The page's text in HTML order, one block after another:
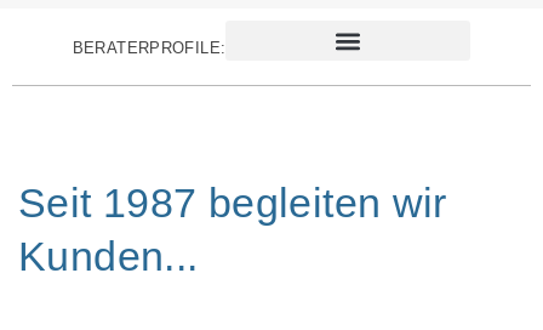
BERATERPROFILE:
Seit 1987 begleiten wir
Kunden...